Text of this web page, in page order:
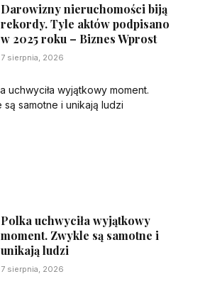
Darowizny nieruchomości biją
rekordy. Tyle aktów podpisano
w 2025 roku – Biznes Wprost
7 sierpnia, 2026
Polka uchwyciła wyjątkowy
moment. Zwykle są samotne i
unikają ludzi
7 sierpnia, 2026